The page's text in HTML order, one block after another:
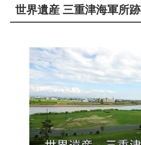
世界遺産 三重津海軍所跡